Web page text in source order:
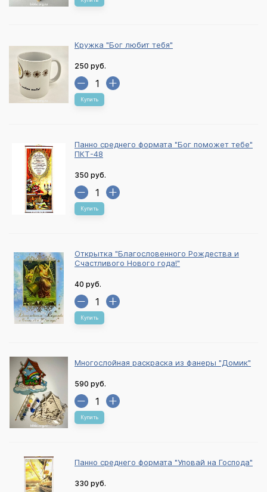
Кружка "Бог любит тебя"
250 руб.
Купить
Панно среднего формата "Бог поможет тебе"
ПКТ-48
350 руб.
Купить
Открытка "Благословенного Рождества и
Счастливого Нового года!"
40 руб.
Купить
Многослойная раскраска из фанеры "Домик"
590 руб.
Купить
Панно среднего формата "Уповай на Господа"
330 руб.